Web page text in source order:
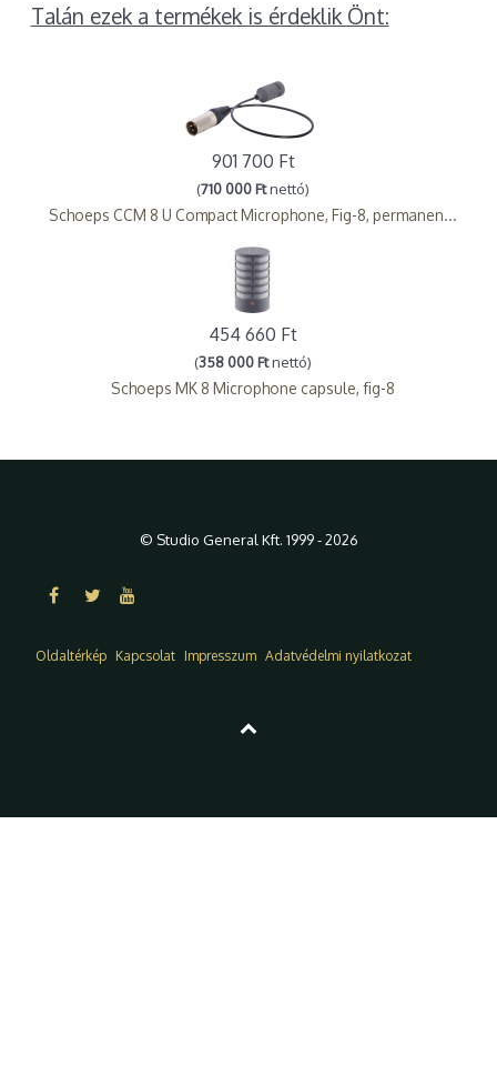
Talán ezek a termékek is érdeklik Önt:
901 700 Ft
(710 000 Ftnettó)
Schoeps CCM 8 U Compact Microphone, Fig-8, permanen...
454 660 Ft
(358 000 Ftnettó)
Schoeps MK 8 Microphone capsule, fig-8
© Studio General Kft. 1999 - 2026
Oldaltérkép Kapcsolat Impresszum Adatvédelmi nyilatkozat